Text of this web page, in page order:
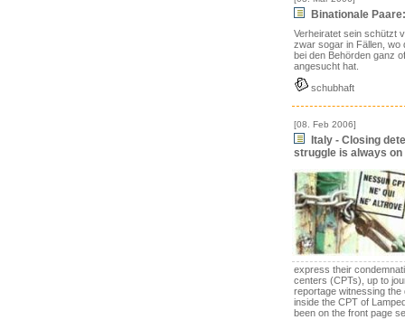
Binationale
Verheiratet sein schützt
zwar sogar in Fällen,
bei den Behörden ganz
angesucht hat.
schubhaft
[08. Feb 2006]
Italy - Closing
struggle is always on
express their
centers (CPTs), up to
reportage witnessing the
inside the CPT of
been on the front page